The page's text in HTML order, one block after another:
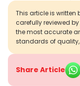
This article is written
carefully reviewed
the most accurate
standards of
Share Article